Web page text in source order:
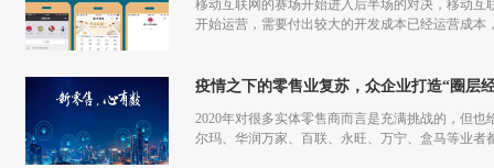
移动互联网的赛场开始进入后半场的对决，移动
开始运营，需要付出较大的开发成本已经运营成
疫情之下的零售业复苏，众企业打造“圈层
2020年对很多实体零售商而言是充满挑战的，但
尔玛、华润万家、百联、永旺、万宁、盒马等业